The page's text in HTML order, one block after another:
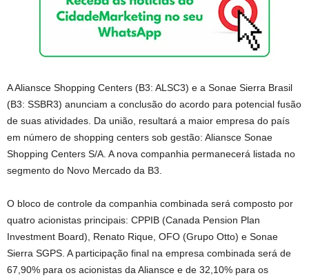
A Aliansce Shopping Centers (B3: ALSC3) e a Sonae Sierra Brasil
(B3: SSBR3) anunciam a conclusão do acordo para potencial fusão
de suas atividades. Da união, resultará a maior empresa do país
em número de shopping centers sob gestão: Aliansce Sonae
Shopping Centers S/A. A nova companhia permanecerá listada no
segmento do Novo Mercado da B3.
O bloco de controle da companhia combinada será composto por
quatro acionistas principais: CPPIB (Canada Pension Plan
Investment Board), Renato Rique, OFO (Grupo Otto) e Sonae
Sierra SGPS. A participação final na empresa combinada será de
67,90% para os acionistas da Aliansce e de 32,10% para os